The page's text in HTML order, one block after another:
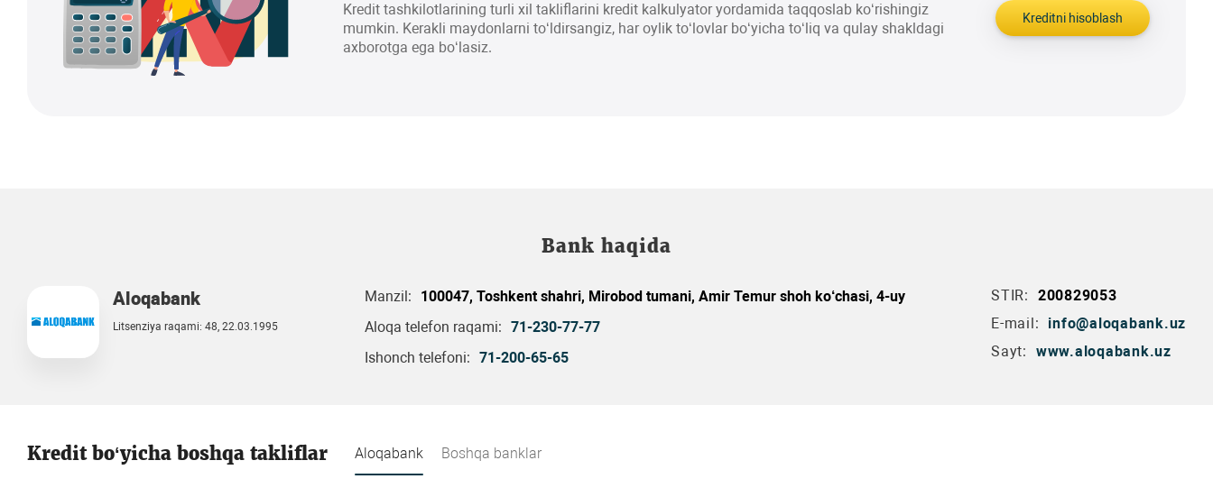
Kredit tashkilotlarining turli xil takliflarini kredit kalkulyator yordamida taqqoslab ko‘rishingiz
mumkin. Kerakli maydonlarni to‘ldirsangiz, har oylik to‘lovlar bo‘yicha to‘liq va qulay shakldagi
axborotga ega bo‘lasiz.
Kreditni hisoblash
Bank haqida
Aloqabank
Litsenziya raqami: 48, 22.03.1995
Manzil:
100047, Toshkent shahri, Mirobod tumani, Amir Temur shoh ko‘chasi, 4-uy
Aloqa telefon raqami: 71-230-77-77
Ishonch telefoni: 71-200-65-65
STIR:
200829053
E-mail:
info@aloqabank.uz
Sayt:
www.aloqabank.uz
Kredit bo‘yicha boshqa takliflar Aloqabank Boshqa banklar